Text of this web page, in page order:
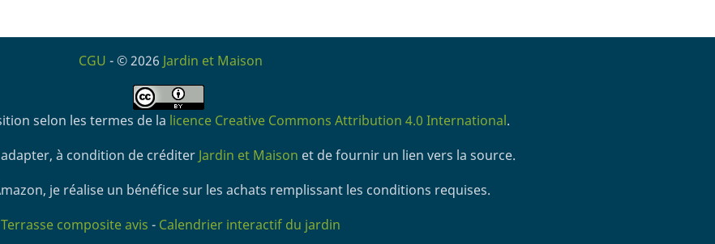
CGU - © 2026 Jardin et Maison
selon les termes de la licence Creative Commons Attribution 4.0 International.
à condition de créditer Jardin et Maison et de fournir un lien vers la source.
je réalise un bénéfice sur les achats remplissant les conditions requises.
Terrasse composite avis - Calendrier interactif du jardin